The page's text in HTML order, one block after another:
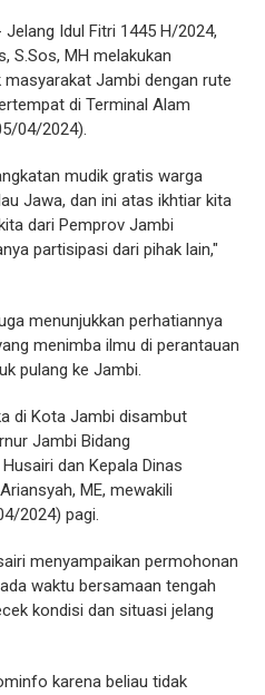
Jelang Idul Fitri 1445 H/2024,
S.Sos, MH melakukan
Jambi dengan rute
di Terminal Alam
04/2024).
mudik gratis warga
Jawa, dan ini atas ikhtiar kita
dari Pemprov Jambi
partisipasi dari pihak lain,"
menunjukkan perhatiannya
menimba ilmu di perantauan
pulang ke Jambi.
di Kota Jambi disambut
Jambi Bidang
dan Kepala Dinas
ME, mewakili
2024) pagi.
menyampaikan permohonan
waktu bersamaan tengah
kondisi dan situasi jelang
karena beliau tidak